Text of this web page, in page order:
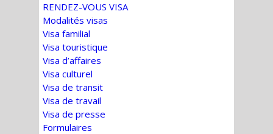
RENDEZ-VOUS VISA
Modalités visas
Visa familial
Visa touristique
Visa d’affaires
Visa culturel
Visa de transit
Visa de travail
Visa de presse
Formulaires